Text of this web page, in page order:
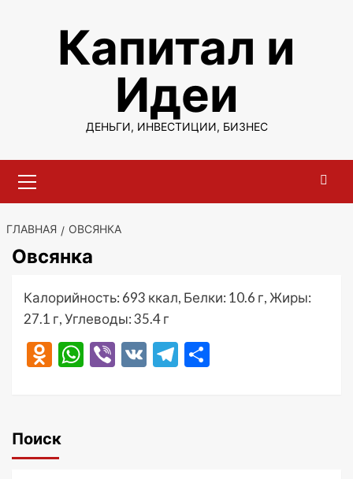
содержимомуКапитал и
Идеи
ДЕНЬГИ, ИНВЕСТИЦИИ, БИЗНЕС
меню
ГЛАВНАЯ ОВСЯНКА
Овсянка
Калорийность: 693 ккал, Белки: 10.6 г, Жиры:
27.1 г, Углеводы: 35.4 г
Odnoklassniki
WhatsApp
Viber
VK Telegram
Поиск